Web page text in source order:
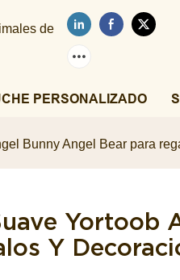
de
PERSONALIZADO
Bunny Angel Bear para
Yortoob
Y